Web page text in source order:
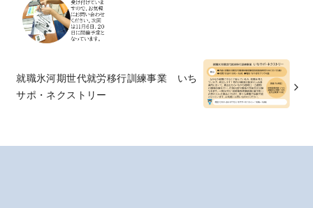
就職氷河期世代就労移行訓練事業 いち
サポ・ネクストリー